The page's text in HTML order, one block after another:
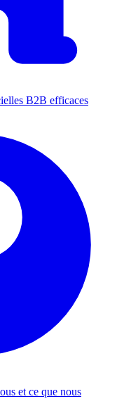
B2B efficaces
et ce que nous